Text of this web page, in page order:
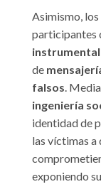
Asimismo,
participantes
de
falsos.
ingeniería
identidad de
las víctimas a
exponiendo